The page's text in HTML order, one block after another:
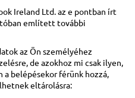
Ireland Ltd. az e pontban írt
említett további
az Ön személyéhez
de azokhoz mi csak ilyen,
belépésekor férünk hozzá,
eltárolásra: